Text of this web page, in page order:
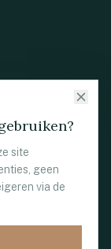
site
geen
via de